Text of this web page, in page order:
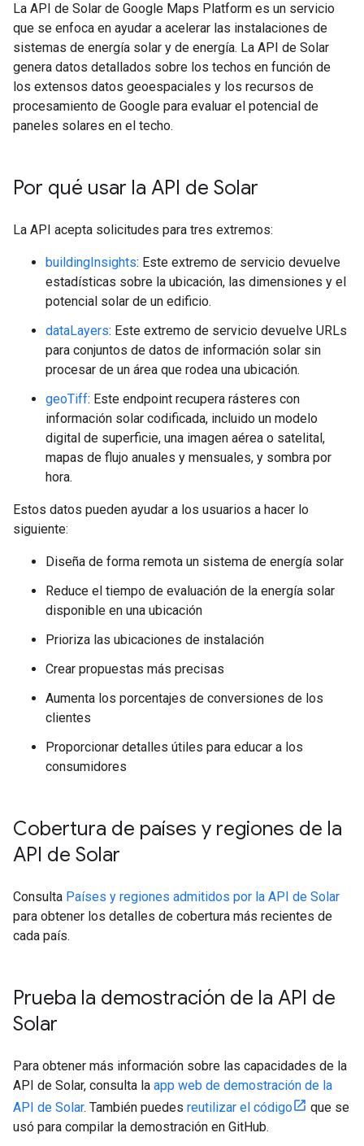
La API de Solar de Google Maps Platform es un servicio
que se enfoca en ayudar a acelerar las instalaciones de
sistemas de energía solar y de energía. La API de Solar
genera datos detallados sobre los techos en función de
los extensos datos geoespaciales y los recursos de
procesamiento de Google para evaluar el potencial de
paneles solares en el techo.
Por qué usar la API de Solar
La API acepta solicitudes para tres extremos:
buildingInsights: Este extremo de servicio devuelve
estadísticas sobre la ubicación, las dimensiones y el
potencial solar de un edificio.
dataLayers: Este extremo de servicio devuelve URLs
para conjuntos de datos de información solar sin
procesar de un área que rodea una ubicación.
geoTiff: Este endpoint recupera rásteres con
información solar codificada, incluido un modelo
digital de superficie, una imagen aérea o satelital,
mapas de flujo anuales y mensuales, y sombra por
hora.
Estos datos pueden ayudar a los usuarios a hacer lo
siguiente:
Diseña de forma remota un sistema de energía solar
Reduce el tiempo de evaluación de la energía solar
disponible en una ubicación
Prioriza las ubicaciones de instalación
Crear propuestas más precisas
Aumenta los porcentajes de conversiones de los
clientes
Proporcionar detalles útiles para educar a los
consumidores
Cobertura de países y regiones de la
API de Solar
Consulta Países y regiones admitidos por la API de Solar
para obtener los detalles de cobertura más recientes de
cada país.
Prueba la demostración de la API de
Solar
Para obtener más información sobre las capacidades de la
API de Solar, consulta la app web de demostración de la
API de Solar. También puedes reutilizar el código
que se
usó para compilar la demostración en GitHub.